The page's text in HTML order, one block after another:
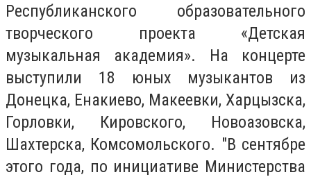
Республиканского образовательного
творческого проекта «Детская
музыкальная академия». На концерте
выступили 18 юных музыкантов из
Донецка, Енакиево, Макеевки, Харцызска,
Горловки, Кировского, Новоазовска,
Шахтерска, Комсомольского. "В сентябре
этого года, по инициативе Министерства